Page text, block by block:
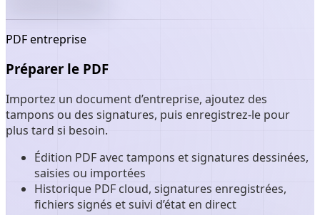
PDF entreprise
Préparer le PDF
Importez un document d’entreprise, ajoutez des
tampons ou des signatures, puis enregistrez-le pour
plus tard si besoin.
Édition PDF avec tampons et signatures dessinées,
saisies ou importées
Historique PDF cloud, signatures enregistrées,
fichiers signés et suivi d’état en direct